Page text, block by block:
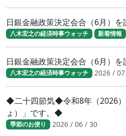
日銀金融政策決定会合（6月）を
八木宏之の経済時事ウォッチ 新着情報
日銀金融政策決定会合（6月）を
八木宏之の経済時事ウォッチ 2026 /
◆二十四節気◆令和8年（2026
ょ）」です。◆
季節のお便り 2026 / 06 / 30